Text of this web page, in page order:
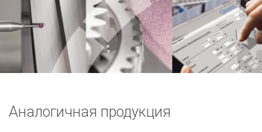
Аналогичная продукция